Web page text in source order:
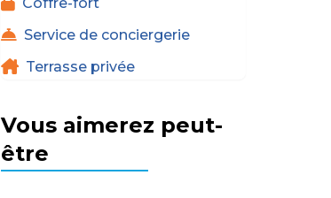
Service de conciergerie
Terrasse privée
Vous aimerez peut-
être